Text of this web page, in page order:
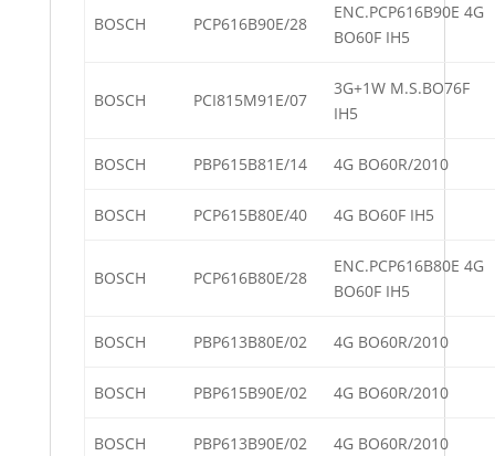
BOSCH PCP616B90E/28
ENC.PCP616B90E 4G
BO60F IH5
BOSCH PCI815M91E/07
3G+1W M.S.BO76F
IH5
BOSCH PBP615B81E/14 4G BO60R/2010
BOSCH PCP615B80E/40 4G BO60F IH5
BOSCH PCP616B80E/28
ENC.PCP616B80E 4G
BO60F IH5
BOSCH PBP613B80E/02 4G BO60R/2010
BOSCH PBP615B90E/02 4G BO60R/2010
BOSCH PBP613B90E/02 4G BO60R/2010